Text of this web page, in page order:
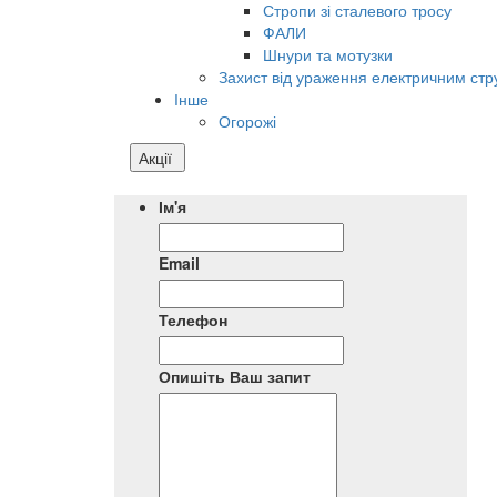
Стропи зі сталевого тросу
ФАЛИ
Шнури та мотузки
Захист від ураження електричним
Інше
Огорожі
Акції
Ім'я
Email
Телефон
Опишіть Ваш запит